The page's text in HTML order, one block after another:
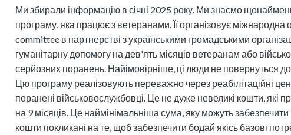
Ми збирали інформацію в січні 2025 року. Ми знаємо
програму, яка працює з ветеранами. Її організовує міжнародна
committee в партнерстві з українськими громадськими
гуманітарну допомогу на дев'ять місяців ветеранам або
серйозних поранень. Найімовірніше, ці люди не повернуться
Цю програму реалізовують переважно через реабілітаційні
поранені військовослужбовці. Це не дуже невеликі кошти, які
на 9 місяців. Це наймінімальніша сума, яку можуть забезпечити
кошти покликані на те, щоб забезпечити бодай якісь базові